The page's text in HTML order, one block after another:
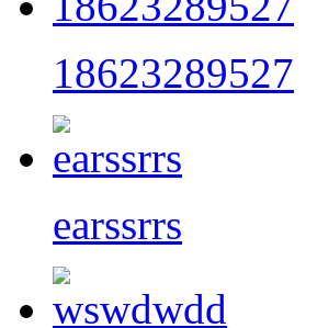
18623289527
earssrrs